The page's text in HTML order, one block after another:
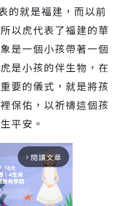
的就是福建，而以前
以虎代表了福建的華
是一個小孩帶著一個
是小孩的伴生物，在
要的儀式，就是將孩
保佑，以祈禱這個孩
平安。
arrow_forward_ios 閱讀文章